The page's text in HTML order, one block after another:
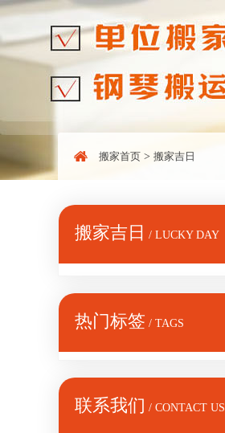
搬家首页 > 搬家吉日
搬家吉日 / LUCKY DAY
热门标签 / TAGS
联系我们 / CONTACT US